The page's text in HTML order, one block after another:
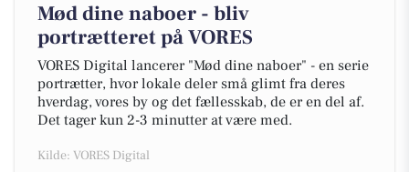
Mød dine naboer - bliv
portrætteret på VORES
VORES Digital lancerer "Mød dine naboer" - en serie
portrætter, hvor lokale deler små glimt fra deres
hverdag, vores by og det fællesskab, de er en del af.
Det tager kun 2-3 minutter at være med.
Kilde: VORES Digital